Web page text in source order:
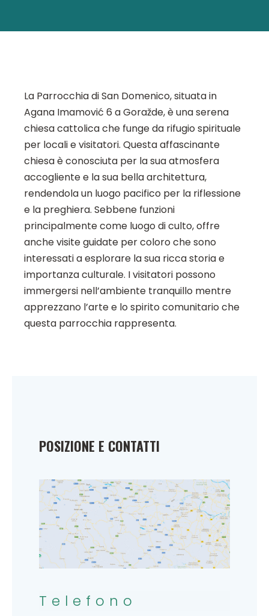
La Parrocchia di San Domenico, situata in
Agana Imamović 6 a Goražde, è una serena
chiesa cattolica che funge da rifugio spirituale
per locali e visitatori. Questa affascinante
chiesa è conosciuta per la sua atmosfera
accogliente e la sua bella architettura,
rendendola un luogo pacifico per la riflessione
e la preghiera. Sebbene funzioni
principalmente come luogo di culto, offre
anche visite guidate per coloro che sono
interessati a esplorare la sua ricca storia e
importanza culturale. I visitatori possono
immergersi nell’ambiente tranquillo mentre
apprezzano l’arte e lo spirito comunitario che
questa parrocchia rappresenta.
POSIZIONE E CONTATTI
Telefono